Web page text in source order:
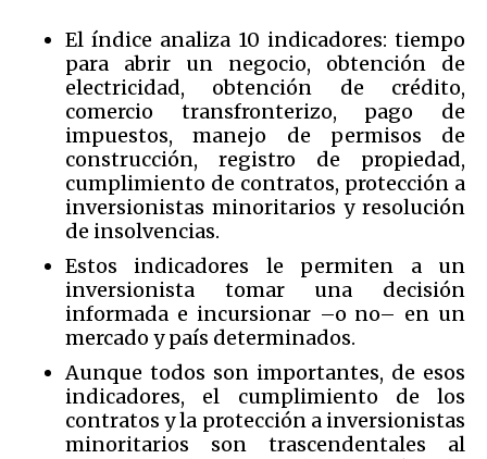
El índice analiza 10 indicadores: tiempo
para abrir un negocio, obtención de
electricidad, obtención de crédito,
comercio transfronterizo, pago de
impuestos, manejo de permisos de
construcción, registro de propiedad,
cumplimiento de contratos, protección a
inversionistas minoritarios y resolución
de insolvencias.
Estos indicadores le permiten a un
inversionista tomar una decisión
informada e incursionar –o no– en un
mercado y país determinados.
Aunque todos son importantes, de esos
indicadores, el cumplimiento de los
contratos y la protección a inversionistas
minoritarios son trascendentales al